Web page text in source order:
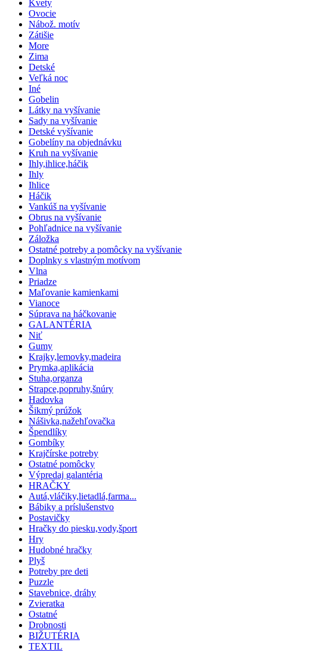
Kvety
Ovocie
Nábož. motív
Zátišie
More
Zima
Detské
Veľká noc
Iné
Gobelin
Látky na vyšívanie
Sady na vyšívanie
Detské vyšívanie
Gobelíny na objednávku
Kruh na vyšívanie
Ihly,ihlice,háčik
Ihly
Ihlice
Háčik
Vankúš na vyšívanie
Obrus na vyšívanie
Pohľadnice na vyšívanie
Záložka
Ostatné potreby a pomôcky na vyšívanie
Doplnky s vlastným motívom
Vlna
Priadze
Maľovanie kamienkami
Vianoce
Súprava na háčkovanie
GALANTÉRIA
Niť
Gumy
Krajky,lemovky,madeira
Prymka,aplikácia
Stuha,organza
Strapce,popruhy,šnúry
Hadovka
Šikmý prúžok
Nášivka,nažehľovačka
Špendlíky
Gombíky
Krajčírske potreby
Ostatné pomôcky
Výpredaj galantéria
HRAČKY
Autá,vláčiky,lietadlá,farma...
Bábiky a príslušenstvo
Postavičky
Hračky do piesku,vody,šport
Hry
Hudobné hračky
Plyš
Potreby pre deti
Puzzle
Stavebnice, dráhy
Zvieratka
Ostatné
Drobnosti
BIŽUTÉRIA
TEXTIL